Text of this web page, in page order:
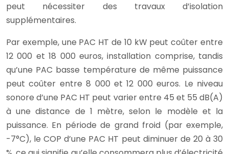
peut nécessiter des travaux d’isolation
supplémentaires.
Par exemple, une PAC HT de 10 kW peut coûter entre
12 000 et 18 000 euros, installation comprise, tandis
qu’une PAC basse température de même puissance
peut coûter entre 8 000 et 12 000 euros. Le niveau
sonore d’une PAC HT peut varier entre 45 et 55 dB(A)
à une distance de 1 mètre, selon le modèle et la
puissance. En période de grand froid (par exemple,
-7°C), le COP d’une PAC HT peut diminuer de 20 à 30